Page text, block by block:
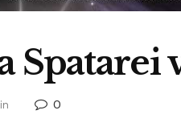
Spatarei
in 0